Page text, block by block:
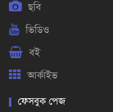
ছবি
ভিডিও
বই
আর্কাইভ
ফেসবুক পেজ